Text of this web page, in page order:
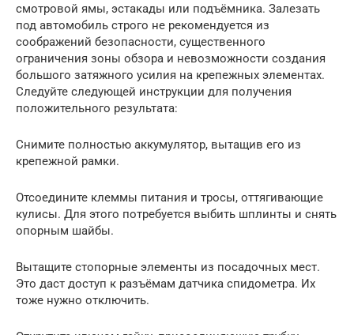
смотровой ямы, эстакады или подъёмника. Залезать
под автомобиль строго не рекомендуется из
соображений безопасности, существенного
ограничения зоны обзора и невозможности создания
большого затяжного усилия на крепежных элементах.
Следуйте следующей инструкции для получения
положительного результата:
Снимите полностью аккумулятор, вытащив его из
крепежной рамки.
Отсоедините клеммы питания и тросы, оттягивающие
кулисы. Для этого потребуется выбить шплинты и снять
опорным шайбы.
Вытащите стопорные элементы из посадочных мест.
Это даст доступ к разъёмам датчика спидометра. Их
тоже нужно отключить.